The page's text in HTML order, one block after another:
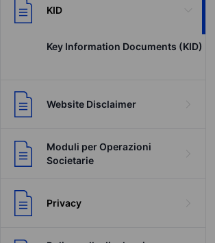
KID
Key Information Documents (KID)
Website Disclaimer
Moduli per Operazioni
Societarie
Privacy